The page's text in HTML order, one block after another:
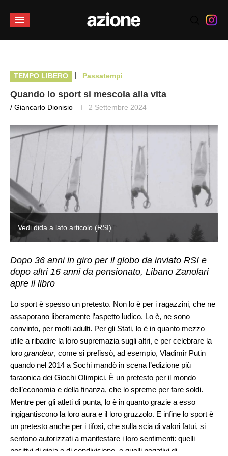
TEMPO LIBERO | Passatempi
Quando lo sport si mescola alla vita
/ Giancarlo Dionisio 2 Settembre 2024
Vedi dida a lato articolo (RSI)
Dopo 36 anni in giro per il globo da inviato RSI e
dopo altri 16 anni da pensionato, Libano Zanolari
apre il libro
Lo sport è spesso un pretesto. Non lo è per i ragazzini, che ne
assaporano liberamente l’aspetto ludico. Lo è, ne sono
convinto, per molti adulti. Per gli Stati, lo è in quanto mezzo
utile a ribadire la loro supremazia sugli altri, e per celebrare la
loro grandeur, come si prefissò, ad esempio, Vladimir Putin
quando nel 2014 a Sochi mandò in scena l’edizione più
faraonica dei Giochi Olimpici. È un pretesto per il mondo
dell’economia e della finanza, che lo spreme per fare soldi.
Mentre per gli atleti di punta, lo è in quanto grazie a esso
ingigantiscono la loro aura e il loro gruzzolo. E infine lo sport è
un pretesto anche per i tifosi, che sulla scia di valori fatui, si
sentono autorizzati a manifestare i loro sentimenti: quelli
positivi di gioia e di condivisione, e quelli negativi di